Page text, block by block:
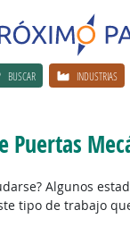
BUSCAR INDUSTRIAS
Puertas
Algunos
tipo de trabajo